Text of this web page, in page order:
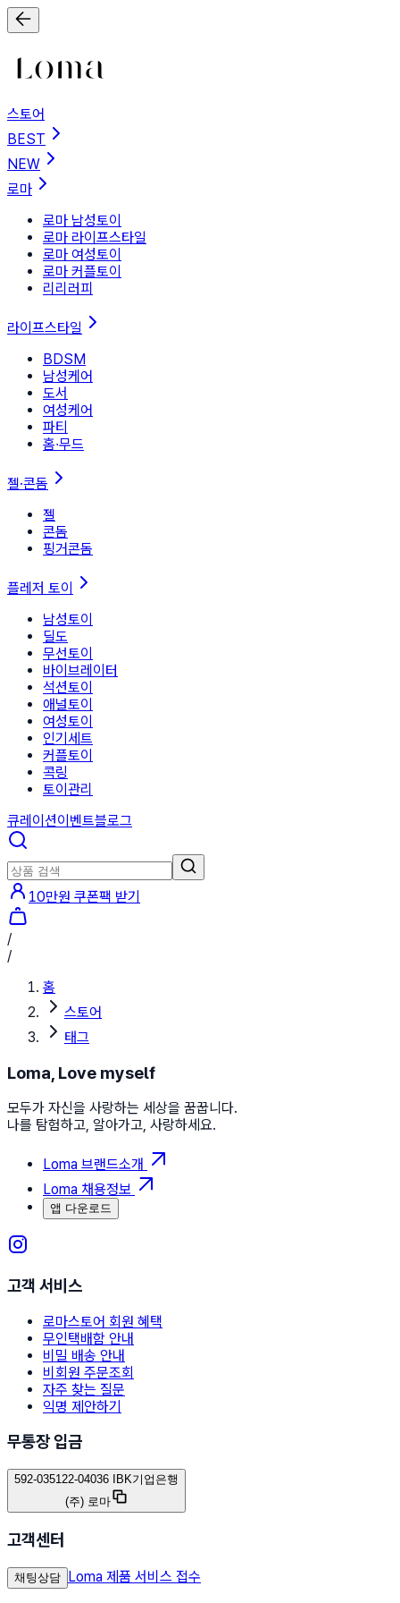
스토어
BEST
NEW
로마
로마 남성토이
로마 라이프스타일
로마 여성토이
로마 커플토이
리리러피
라이프스타일
BDSM
남성케어
도서
여성케어
파티
홈∙무드
젤·콘돔
젤
콘돔
핑거콘돔
플레저 토이
남성토이
딜도
무선토이
바이브레이터
석션토이
애널토이
여성토이
인기세트
커플토이
콕링
토이관리
큐레이션이벤트블로그
10만원 쿠폰팩 받기
/
/
홈
스토어
태그
Loma, Love myself
모두가 자신을 사랑하는 세상을 꿈꿉니다.
나를 탐험하고, 알아가고, 사랑하세요.
Loma 브랜드소개
Loma 채용정보
앱 다운로드
고객 서비스
로마스토어 회원 혜택
무인택배함 안내
비밀 배송 안내
비회원 주문조회
자주 찾는 질문
익명 제안하기
무통장 입금
592-035122-04036 IBK기업은행
(주) 로마
고객센터
채팅상담 Loma 제품 서비스 접수